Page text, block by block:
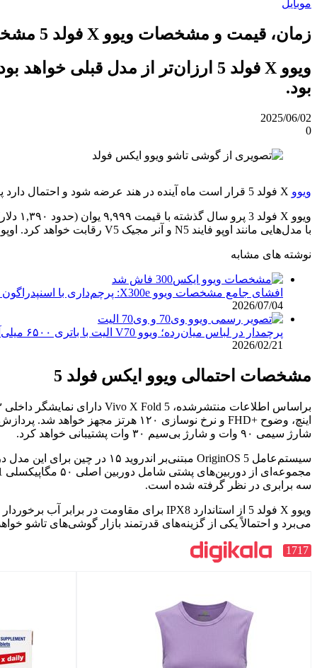
موبایل
زمان، قیمت و مشخصات ویوو X فولد 5 مشخص شد؛ ارزان‌تر از نسل قبل!
بود.
2025/06/02
0
ویوو
با مدل‌هایی مانند اوپو فایند N5 و آنر مجیک V5 رقابت خواهد کرد. اوپو فایند با قیمت ۸,۹۹۹ یوان (حدود ۱,۲۵۰ دلار) روانه بازار شد، و ممکن است قیمت X فولد 5 نیز در همین محدوده قرار گیرد.
نوشته های مشابه
افشای جامع مشخصات ویوو X300e: پرچم‌داری با اسنپدراگون ۸ نسل ۵ و نوآوری‌های زایس
2026/07/04
پرچمدار در لباس میان‌رده؛ ویوو V70 الیت با باتری ۶۵۰۰ میلی‌آمپری معرفی شد
2026/02/21
مشخصات احتمالی ویوو ایکس فولد 5
شارژ سیمی ۹۰ وات و شارژ بی‌سیم ۳۰ وات پشتیبانی خواهد کرد.
سه برابری در نظر گرفته شده است.
می‌برد و احتمالاً یکی از گزینه‌های قدرتمند بازار گوشی‌های تاشو
1717